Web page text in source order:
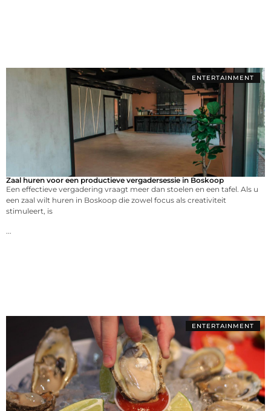
ENTERTAINMENT
Zaal huren voor een productieve vergadersessie in Boskoop
Een effectieve vergadering vraagt meer dan stoelen en een tafel. Als u
een zaal wilt huren in Boskoop die zowel focus als creativiteit
stimuleert, is
ENTERTAINMENT